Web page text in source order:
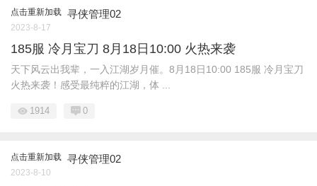
点击重新加载 寻侠管理02
2023-8-17
185服 冷月宝刀 8月18日10:00 火热来袭
天下风云出我辈，一入江湖岁月催。8月18日10:00 185服 冷月宝刀
火热来袭！感受最纯粹的江湖，体 ...
1914 0
点击重新加载 寻侠管理02
2023-8-10